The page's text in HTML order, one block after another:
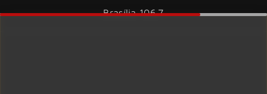
Brasília 106.7